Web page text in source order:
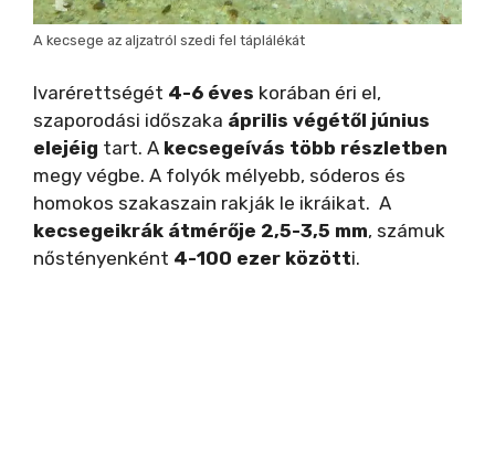
A kecsege az aljzatról szedi fel táplálékát
Ivarérettségét 4-6 éves korában éri el,
szaporodási időszaka április végétől június
elejéig tart. A kecsegeívás több részletben
megy végbe. A folyók mélyebb, sóderos és
homokos szakaszain rakják le ikráikat. A
kecsegeikrák átmérője 2,5-3,5 mm, számuk
nőstényenként 4-100 ezer közötti.